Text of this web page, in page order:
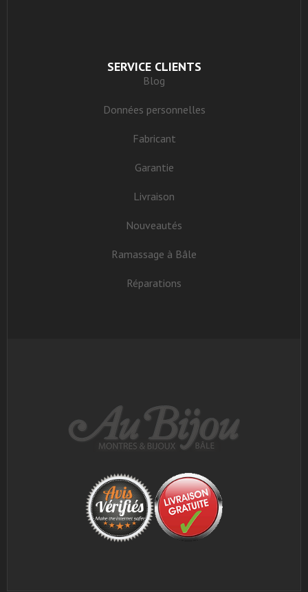
SERVICE CLIENTS
Blog
Données personnelles
Fabricant
Garantie
Livraison
Nouveautés
Ramassage à Bâle
Réparations